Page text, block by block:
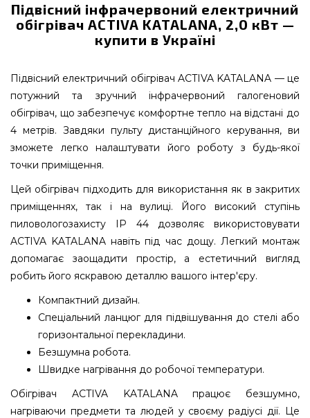
Підвісний інфрачервоний електричний
обігрівач ACTIVA KATALANA, 2,0 кВт —
купити в Україні
Підвісний електричний обігрівач ACTIVA KATALANA — це
потужний та зручний інфрачервоний галогеновий
обігрівач, що забезпечує комфортне тепло на відстані до
4 метрів. Завдяки пульту дистанційного керування, ви
зможете легко налаштувати його роботу з будь-якої
точки приміщення.
Цей обігрівач підходить для використання як в закритих
приміщеннях, так і на вулиці. Його високий ступінь
пиловологозахисту IP 44 дозволяє використовувати
ACTIVA KATALANA навіть під час дощу. Легкий монтаж
допомагає заощадити простір, а естетичний вигляд
робить його яскравою деталлю вашого інтер'єру.
Компактний дизайн.
Спеціальний ланцюг для підвішування до стелі або
горизонтальної перекладини.
Безшумна робота.
Швидке нагрівання до робочої температури.
Обігрівач ACTIVA KATALANA працює безшумно,
нагріваючи предмети та людей у своєму радіусі дії. Це